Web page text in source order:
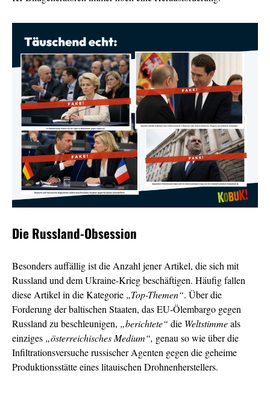
Die Russland-Obsession
Besonders auffällig ist die Anzahl jener Artikel, die sich mit
Russland und dem Ukraine-Krieg beschäftigen. Häufig fallen
diese Artikel in die Kategorie „Top-Themen“. Über die
Forderung der baltischen Staaten, das EU-Ölembargo gegen
Russland zu beschleunigen, „berichtete“ die Weltstimmeals
einziges „österreichisches Medium“, genau so wie über die
Infiltrationsversuche russischer Agenten gegen die geheime
Produktionsstätte eines litauischen Drohnenherstellers.